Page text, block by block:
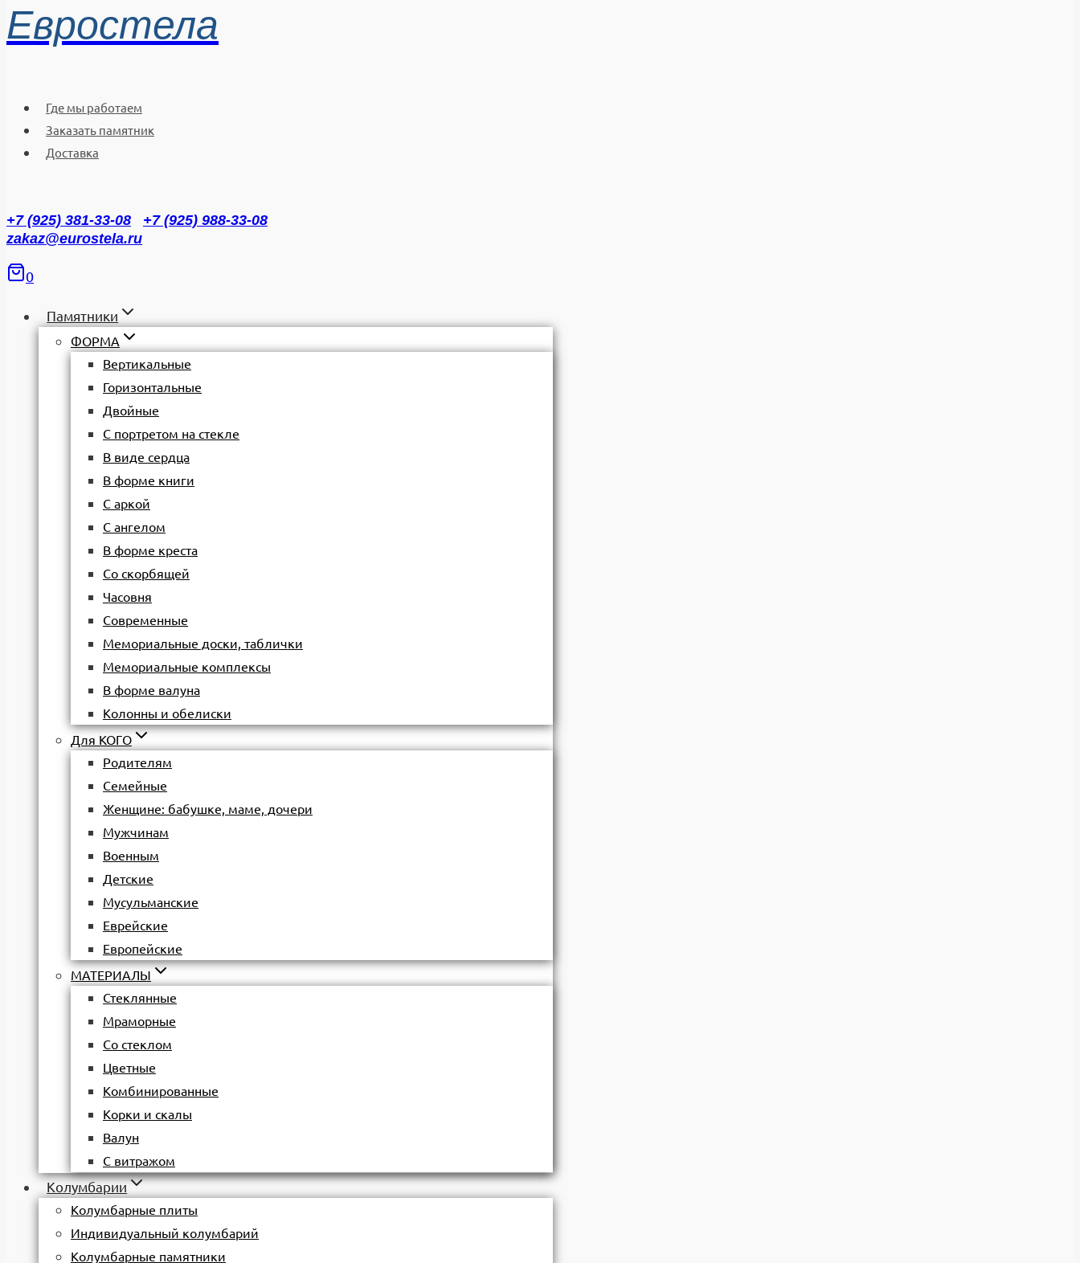
Евростела
Где мы работаем
Заказать памятник
Доставка
+7 (925) 381-33-08
+7 (925) 988-33-08
zakaz@eurostela.ru
0
Памятники
ФОРМА
Вертикальные
Горизонтальные
Двойные
С портретом на стекле
В виде сердца
В форме книги
С аркой
С ангелом
В форме креста
Со скорбящей
Часовня
Современные
Мемориальные доски, таблички
Мемориальные комплексы
В форме валуна
Колонны и обелиски
Для КОГО
Родителям
Семейные
Женщине: бабушке, маме, дочери
Мужчинам
Военным
Детские
Мусульманские
Еврейские
Европейские
МАТЕРИАЛЫ
Стеклянные
Мраморные
Со стеклом
Цветные
Комбинированные
Корки и скалы
Валун
С витражом
Колумбарии
Колумбарные плиты
Индивидуальный колумбарий
Колумбарные памятники